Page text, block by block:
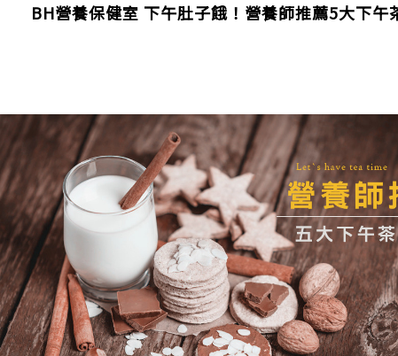
BH營養保健室 下午肚子餓！營養師推薦5大下午